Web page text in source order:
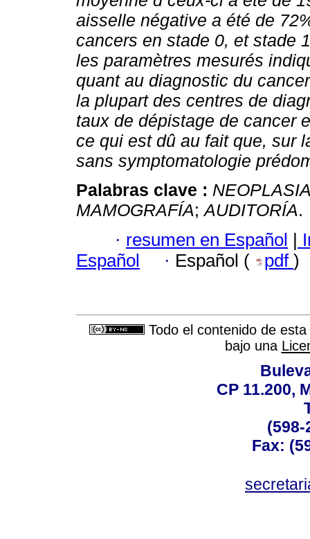
aisselle négative a été de
cancers en stade 0, et stade
les paramètres mesurés
quant au diagnostic du
la plupart des centres de
taux de dépistage de cancer
ce qui est dû au fait que, sur
sans symptomatologie
Palabras clave :
MAMOGRAFÍA;AUDITORÍA.
· resumen en Español |
Español
· Español ( pdf )
Todo el contenido de
bajo una
CP 11.200,
(598-
Fax: